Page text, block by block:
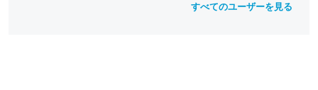
すべてのユーザーを見る